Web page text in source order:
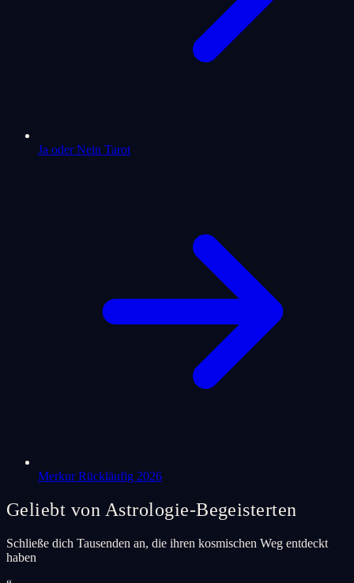
Ja oder Nein Tarot
Merkur Rückläufig 2026
Geliebt von Astrologie-Begeisterten
Schließe dich Tausenden an, die ihren kosmischen Weg entdeckt
haben